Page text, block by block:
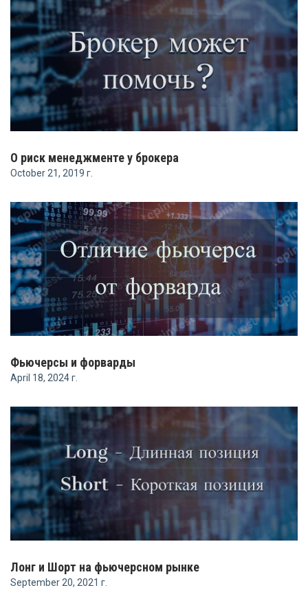
О риск менеджменте у брокера
October 21, 2019 г.
Фьючерсы и форварды
April 18, 2024 г.
Лонг и Шорт на фьючерсном рынке
September 20, 2021 г.